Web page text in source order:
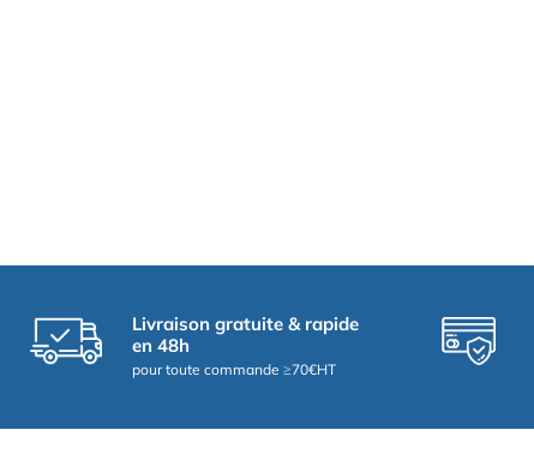
Livraison gratuite & rapide
en 48h
pour toute commande ≥70€HT